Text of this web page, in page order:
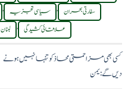
سفارتی بحران , سیاسی تجزیہ ,
علاقائی کشیدگی , لبنان
کسی بھی مزاحمتی محاذ کو تنہا نہیں ہونے
دیں گے:یمن